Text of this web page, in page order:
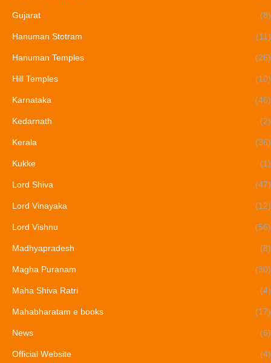
Gujarat (8)
Hanuman Stotram (11)
Hanuman Temples (26)
Hill Temples (10)
Karnataka (46)
Kedarnath (2)
Kerala (36)
Kukke (1)
Lord Shiva (47)
Lord Vinayaka (12)
Lord Vishnu (56)
Madhyapradesh (8)
Magha Puranam (30)
Maha Shiva Ratri (4)
Mahabharatam e books (17)
News (6)
Official Website (4)